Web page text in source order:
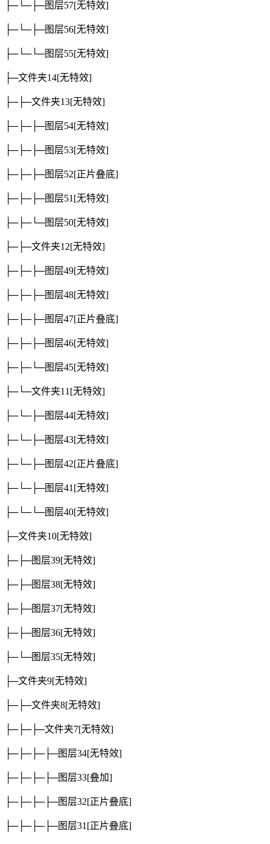
├─└─├─图层57[无特效]
├─└─├─图层56[无特效]
├─└─└─图层55[无特效]
├─文件夹14[无特效]
├─├─文件夹13[无特效]
├─├─├─图层54[无特效]
├─├─├─图层53[无特效]
├─├─├─图层52[正片叠底]
├─├─├─图层51[无特效]
├─├─└─图层50[无特效]
├─├─文件夹12[无特效]
├─├─├─图层49[无特效]
├─├─├─图层48[无特效]
├─├─├─图层47[正片叠底]
├─├─├─图层46[无特效]
├─├─└─图层45[无特效]
├─└─文件夹11[无特效]
├─└─├─图层44[无特效]
├─└─├─图层43[无特效]
├─└─├─图层42[正片叠底]
├─└─├─图层41[无特效]
├─└─└─图层40[无特效]
├─文件夹10[无特效]
├─├─图层39[无特效]
├─├─图层38[无特效]
├─├─图层37[无特效]
├─├─图层36[无特效]
├─└─图层35[无特效]
├─文件夹9[无特效]
├─├─文件夹8[无特效]
├─├─├─文件夹7[无特效]
├─├─├─├─图层34[无特效]
├─├─├─├─图层33[叠加]
├─├─├─├─图层32[正片叠底]
├─├─├─├─图层31[正片叠底]